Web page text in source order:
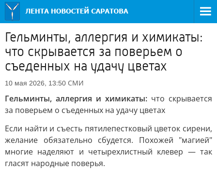
Гельминты, аллергия и химикаты:
что скрывается за поверьем о
съеденных на удачу цветах
10 мая 2026, 13:50 СМИ
Гельминты, аллергия и химикаты: что скрывается
за поверьем о съеденных на удачу цветах
Если найти и съесть пятилепестковый цветок сирени,
желание обязательно сбудется. Похожей "магией"
многие наделяют и четырехлистный клевер — так
гласят народные поверья.